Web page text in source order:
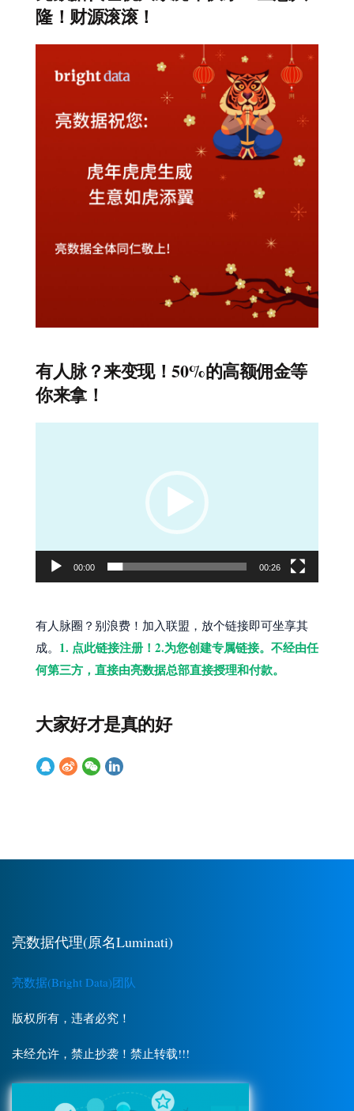
隆！财源滚滚！
有人脉？来变现！50%的高额佣金等
你来拿！
00:00 00:26
有人脉圈？别浪费！加入联盟，放个链接即可坐享其
成。 1. 点此链接注册！2.为您创建专属链接。不经由任
何第三方，直接由亮数据总部直接授理和付款。
大家好才是真的好
亮数据代理(原名Luminati)
亮数据(Bright Data)团队
版权所有，违者必究！
未经允许，禁止抄袭！禁止转载!!!